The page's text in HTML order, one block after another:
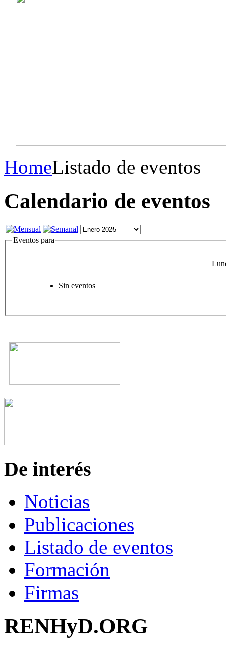
HomeListado de eventos
Calendario de eventos
Eventos para
Sin eventos
De interés
Noticias
Publicaciones
Listado de eventos
Formación
Firmas
RENHyD.ORG